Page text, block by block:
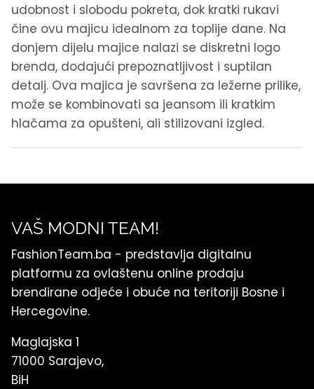
udobnost i slobodu pokreta, dok kratki rukavi
čine ovu majicu idealnom za toplije dane. Na
donjem dijelu majice nalazi se diskretni logo
brenda, dodajući prepoznatljivost i suptilan
detalj. Ova majica je savršena za ležerne prilike,
može se kombinovati sa jeansom ili kratkim
hlačama za opušteni, ali stilizovani izgled.
VAŠ MODNI TEAM!
FashionTeam.ba - predstavlja digitalnu
platformu za ovlaštenu online prodaju
brendirane odjeće i obuće na teritoriji Bosne i
Hercegovine.
Maglajska 1
71000 Sarajevo,
BiH